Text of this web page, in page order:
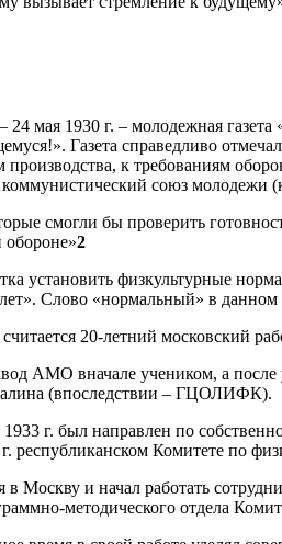
24 мая 1930 г. – молодежная
Газета справедливо
производства, к требованиям
союз молодежи
смогли бы проверить
обороне»2
установить физкультурные
Слово «нормальный» в
20-летний московский
АМО вначале учеником, а
(впоследствии – ГЦОЛИФК).
г. был направлен по
республиканском Комитете по
в Москву и начал работать
методического отдела